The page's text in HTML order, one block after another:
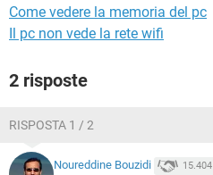
Come vedere la memoria del pc
Il pc non vede la rete wifi
2 risposte
RISPOSTA 1 / 2
Noureddine Bouzidi 15.404